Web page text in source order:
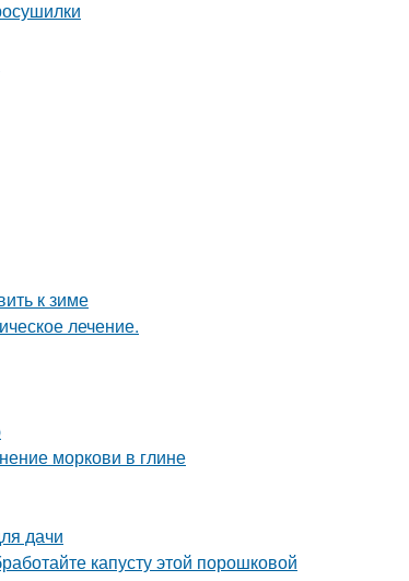
к зиме
лечение.
моркови в глине
дачи
капусту этой порошковой